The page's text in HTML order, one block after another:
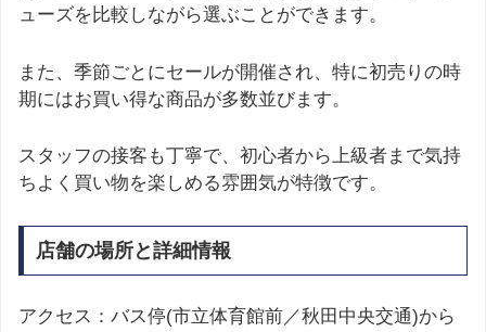
ューズを比較しながら選ぶことができます。
また、季節ごとにセールが開催され、特に初売りの時
期にはお買い得な商品が多数並びます。
スタッフの接客も丁寧で、初心者から上級者まで気持
ちよく買い物を楽しめる雰囲気が特徴です。
店舗の場所と詳細情報
アクセス：バス停(市立体育館前／秋田中央交通)から